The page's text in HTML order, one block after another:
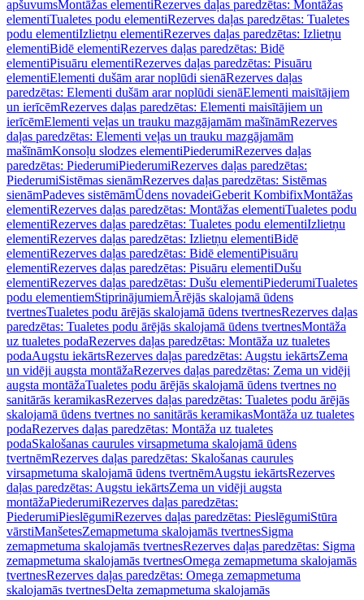
apšuvumsMontāžas elementiRezerves daļas paredzētas: Montāžas
elementiTualetes podu elementiRezerves daļas paredzētas: Tualetes
podu elementiIzlietņu elementiRezerves daļas paredzētas: Izlietņu
elementiBidē elementiRezerves daļas paredzētas: Bidē
elementiPisuāru elementiRezerves daļas paredzētas: Pisuāru
elementiElementi dušām arar noplūdi sienāRezerves daļas
paredzētas: Elementi dušām arar noplūdi sienāElementi maisītājiem
un ierīcēmRezerves daļas paredzētas: Elementi maisītājiem un
ierīcēmElementi veļas un trauku mazgājamām mašīnāmRezerves
daļas paredzētas: Elementi veļas un trauku mazgājamām
mašīnāmKonsoļu slodzes elementiPiederumiRezerves daļas
paredzētas: PiederumiPiederumiRezerves daļas paredzētas:
PiederumiSistēmas sienāmRezerves daļas paredzētas: Sistēmas
sienāmPadeves sistēmāmŪdens novadeiGeberit KombifixMontāžas
elementiRezerves daļas paredzētas: Montāžas elementiTualetes podu
elementiRezerves daļas paredzētas: Tualetes podu elementiIzlietņu
elementiRezerves daļas paredzētas: Izlietņu elementiBidē
elementiRezerves daļas paredzētas: Bidē elementiPisuāru
elementiRezerves daļas paredzētas: Pisuāru elementiDušu
elementiRezerves daļas paredzētas: Dušu elementiPiederumiTualetes
podu elementiemStiprinājumiemĀrējās skalojamā ūdens
tvertnesTualetes podu ārējās skalojamā ūdens tvertnesRezerves daļas
paredzētas: Tualetes podu ārējās skalojamā ūdens tvertnesMontāža
uz tualetes podaRezerves daļas paredzētas: Montāža uz tualetes
podaAugstu iekārtsRezerves daļas paredzētas: Augstu iekārtsZema
un vidēji augsta montāžaRezerves daļas paredzētas: Zema un vidēji
augsta montāžaTualetes podu ārējās skalojamā ūdens tvertnes no
sanitārās keramikasRezerves daļas paredzētas: Tualetes podu ārējās
skalojamā ūdens tvertnes no sanitārās keramikasMontāža uz tualetes
podaRezerves daļas paredzētas: Montāža uz tualetes
podaSkalošanas caurules virsapmetuma skalojamā ūdens
tvertnēmRezerves daļas paredzētas: Skalošanas caurules
virsapmetuma skalojamā ūdens tvertnēmAugstu iekārtsRezerves
daļas paredzētas: Augstu iekārtsZema un vidēji augsta
montāžaPiederumiRezerves daļas paredzētas:
PiederumiPieslēgumiRezerves daļas paredzētas: PieslēgumiStūra
vārstiManšetesZemapmetuma skalojamās tvertnesSigma
zemapmetuma skalojamās tvertnesRezerves daļas paredzētas: Sigma
zemapmetuma skalojamās tvertnesOmega zemapmetuma skalojamās
tvertnesRezerves daļas paredzētas: Omega zemapmetuma
skalojamās tvertnesDelta zemapmetuma skalojamās